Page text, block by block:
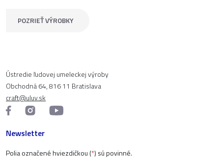
POZRIEŤ VÝROBKY
Ústredie ľudovej umeleckej výroby
Obchodná 64, 816 11 Bratislava
craft@uluv.sk
Newsletter
Polia označené hviezdičkou (*) sú povinné.